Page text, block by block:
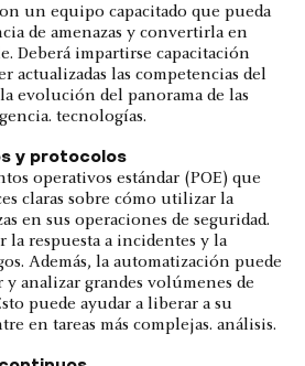
un equipo capacitado que pueda
de amenazas y convertirla en
Deberá impartirse capacitación
actualizadas las competencias del
evolución del panorama de las
tecnologías.
y protocolos
operativos estándar (POE) que
claras sobre cómo utilizar la
en sus operaciones de seguridad.
la respuesta a incidentes y la
Además, la automatización puede
y analizar grandes volúmenes de
puede ayudar a liberar a su
en tareas más complejas. análisis.